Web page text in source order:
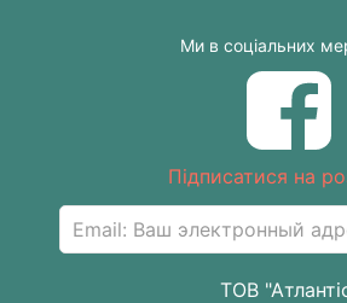
Ми в соціальних
Підписатися на
ТОВ